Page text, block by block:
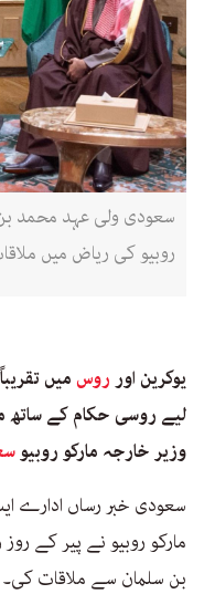
سعودی ولی عہد محمد بن
روبیو کی ریاض میں
یوکرین اور روسمیں
لیے روسی حکام کے ساتھ
وزیر خارجہ مارکو روبیو
سعودی خبر رساں ادارے
مارکو روبیو نے پیر کے
بن سلمان سے ملاقات کی۔